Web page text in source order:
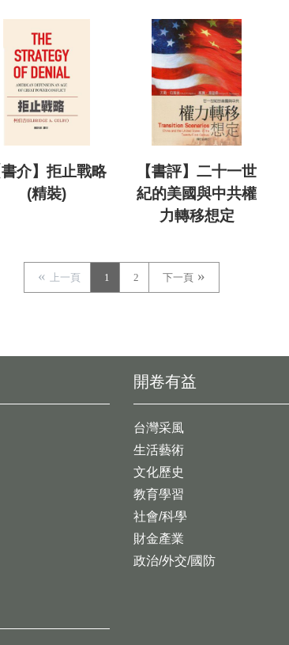
書介】拒止戰略
(精裝)
【書評】二十一世
紀的美國與中共權
力轉移想定
上一頁 1 2 下一頁
開卷有益
台灣采風
生活藝術
文化歷史
教育學習
社會/科學
財金產業
政治/外交/國防